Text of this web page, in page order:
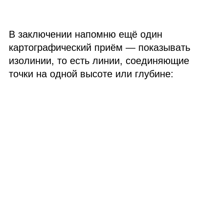
В заключении напомню ещё один
картографический приём — показывать
изолинии, то есть линии, соединяющие
точки на одной высоте или глубине: